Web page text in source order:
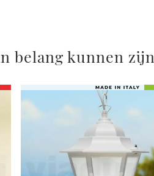
belang kunnen zijn